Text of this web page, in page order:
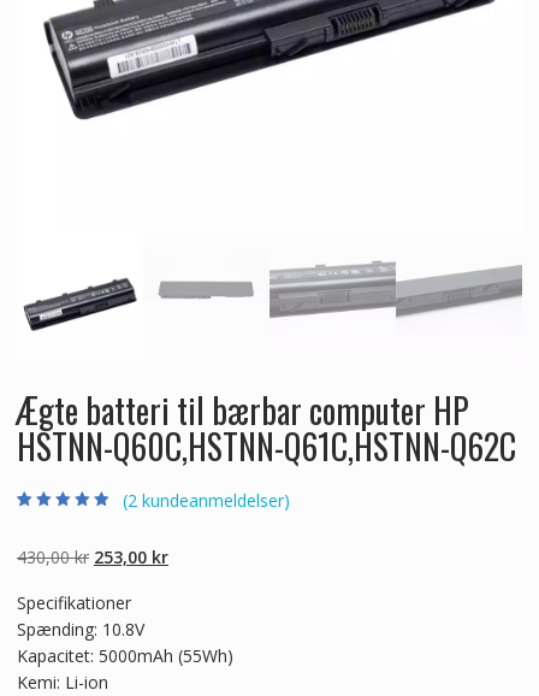
Ægte batteri til bærbar computer HP
HSTNN-Q60C,HSTNN-Q61C,HSTNN-Q62C
baseret på
kundebedømme
(2 kundeanmeldelser)
430,00kr Den
pris
var:
430,00 kr.
253,00 krDen
253,00 kr.
Specifikationer
Spænding: 10.8V
Kapacitet: 5000mAh (55Wh)
Kemi: Li-ion